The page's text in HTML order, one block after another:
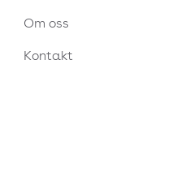
Om oss
Kontakt